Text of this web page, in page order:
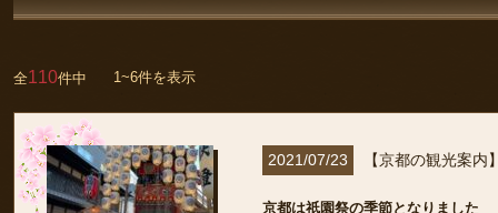
全110件中 1~6件を表示
2021/07/23 【京都の観光案内
京都は祇園祭の季節となりました